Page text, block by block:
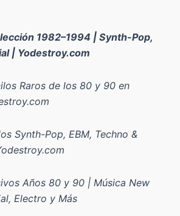
1982–1994 | Synth-Pop,
| Yodestroy.com
Raros de los 80 y 90 en
Synth-Pop, EBM, Techno &
Años 80 y 90 | Música New
Electro y Más